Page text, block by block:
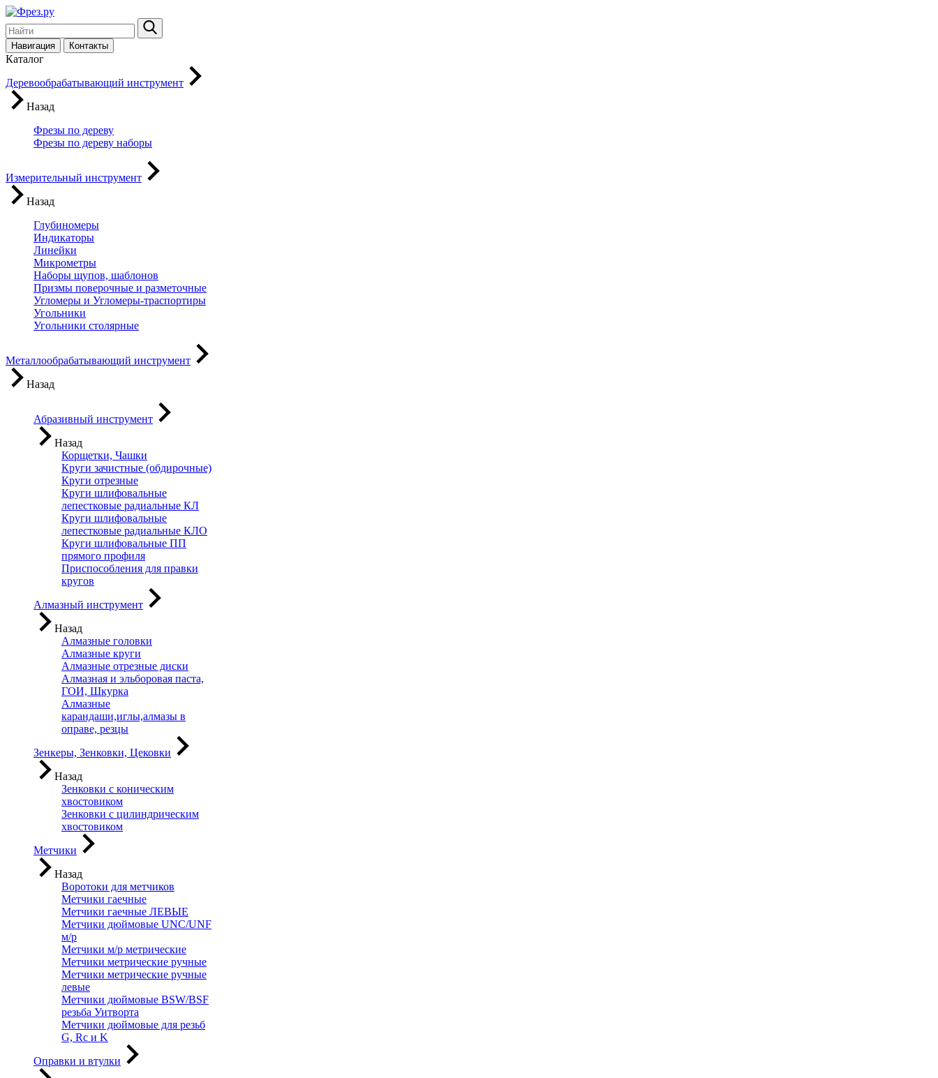
Навигация Контакты
Каталог
Деревообрабатывающий инструмент
Назад
Фрезы по дереву
Фрезы по дереву наборы
Измерительный инструмент
Назад
Глубиномеры
Индикаторы
Линейки
Микрометры
Наборы щупов, шаблонов
Призмы поверочные и разметочные
Угломеры и Угломеры-траспортиры
Угольники
Угольники столярные
Металлообрабатывающий инструмент
Назад
Абразивный инструмент
Назад
Корщетки, Чашки
Круги зачистные (обдирочные)
Круги отрезные
Круги шлифовальные
лепестковые радиальные КЛ
Круги шлифовальные
лепестковые радиальные КЛО
Круги шлифовальные ПП
прямого профиля
Приспособления для правки
кругов
Алмазный инструмент
Назад
Алмазные головки
Алмазные круги
Алмазные отрезные диски
Алмазная и эльборовая паста,
ГОИ, Шкурка
Алмазные
карандаши,иглы,алмазы в
оправе, резцы
Зенкеры, Зенковки, Цековки
Назад
Зенковки с коническим
хвостовиком
Зенковки с цилиндрическим
хвостовиком
Метчики
Назад
Воротоки для метчиков
Метчики гаечные
Метчики гаечные ЛЕВЫЕ
Метчики дюймовые UNC/UNF
м/р
Метчики м/р метрические
Метчики метрические ручные
Метчики метрические ручные
левые
Метчики дюймовые BSW/BSF
резьба Уитворта
Метчики дюймовые для резьб
G, Rc и K
Оправки и втулки